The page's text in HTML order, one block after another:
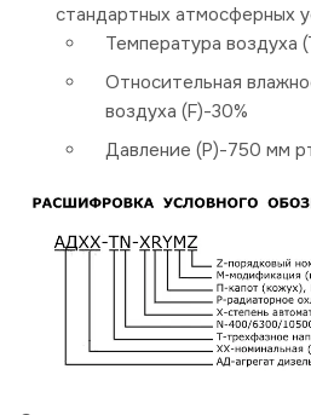
стандартных атмосферных
Температура воздуха
Относительная
воздуха (F)-30%
Давление (P)-750 мм